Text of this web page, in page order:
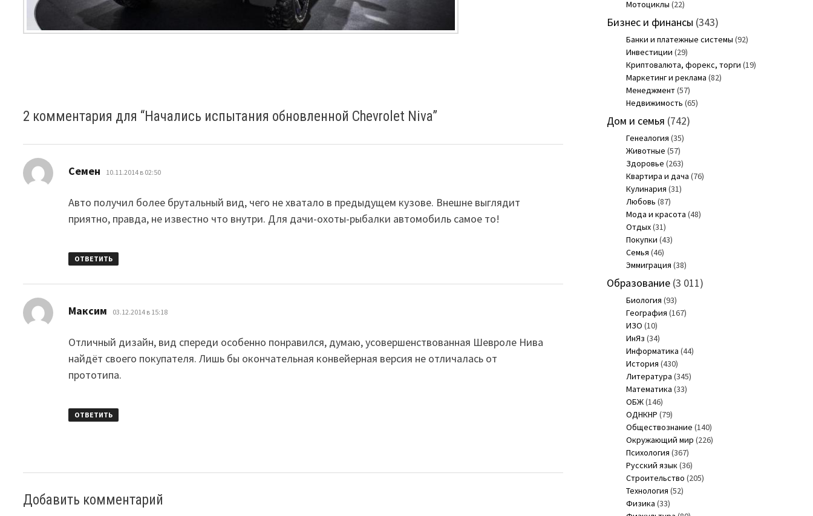
2 комментария для “Начались испытания обновленной Chevrolet Niva”
Семен 10.11.2014 в 02:50
Авто получил более брутальный вид, чего не хватало в предыдущем кузове. Внешне выглядит
приятно, правда, не известно что внутри. Для дачи-охоты-рыбалки автомобиль самое то!
ОТВЕТИТЬ
Максим 03.12.2014 в 15:18
Отличный дизайн, вид спереди особенно понравился, думаю, усовершенствованная Шевроле Нива
найдёт своего покупателя. Лишь бы окончательная конвейерная версия не отличалась от
прототипа.
ОТВЕТИТЬ
Добавить комментарий
Мотоциклы (22)
Бизнес и финансы (343)
Банки и платежные системы (92)
Инвестиции (29)
Криптовалюта, форекс, торги (19)
Маркетинг и реклама (82)
Менеджмент(57)
Недвижимость (65)
Дом и семья (742)
Генеалогия (35)
Животные (57)
Здоровье (263)
Квартира и дача (76)
Кулинария (31)
Любовь (87)
Мода и красота (48)
Отдых(31)
Покупки (43)
Семья (46)
Эммиграция (38)
Образование(3 011)
Биология (93)
География (167)
ИЗО (10)
ИнЯз (34)
Информатика (44)
История (430)
Литература (345)
Математика (33)
ОБЖ(146)
ОДНКНР (79)
Обществознание (140)
Окружающий мир (226)
Психология (367)
Русский язык(36)
Строительство (205)
Технология (52)
Физика (33)